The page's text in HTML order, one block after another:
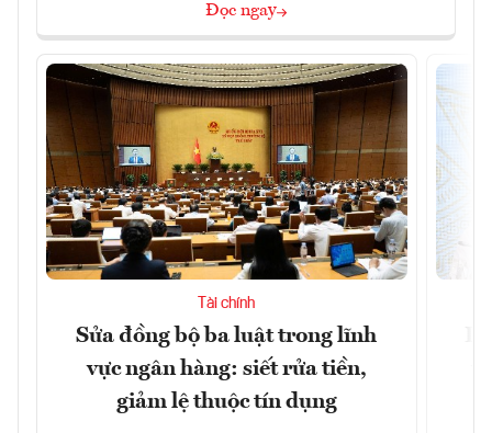
Đọc ngay
Tài chính
Sửa đồng bộ ba luật trong lĩnh
vực ngân hàng: siết rửa tiền,
giảm lệ thuộc tín dụng